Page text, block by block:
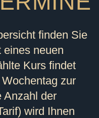
finden Sie
eines neuen
Kurs findet
zur
Anzahl der
wird Ihnen